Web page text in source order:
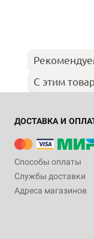
С этим
ДОСТАВКА И
Способы оплаты
Службы доставки
Адреса магазинов